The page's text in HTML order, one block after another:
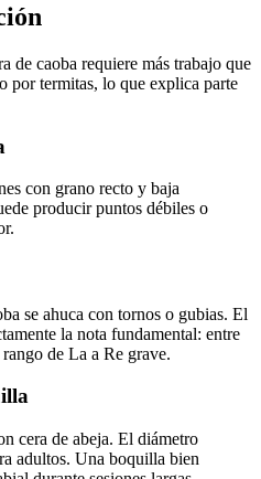
de caoba requiere más trabajo que
por termitas, lo que explica parte
con grano recto y baja
producir puntos débiles o
se ahuca con tornos o gubias. El
la nota fundamental: entre
de La a Re grave.
cera de abeja. El diámetro
adultos. Una boquilla bien